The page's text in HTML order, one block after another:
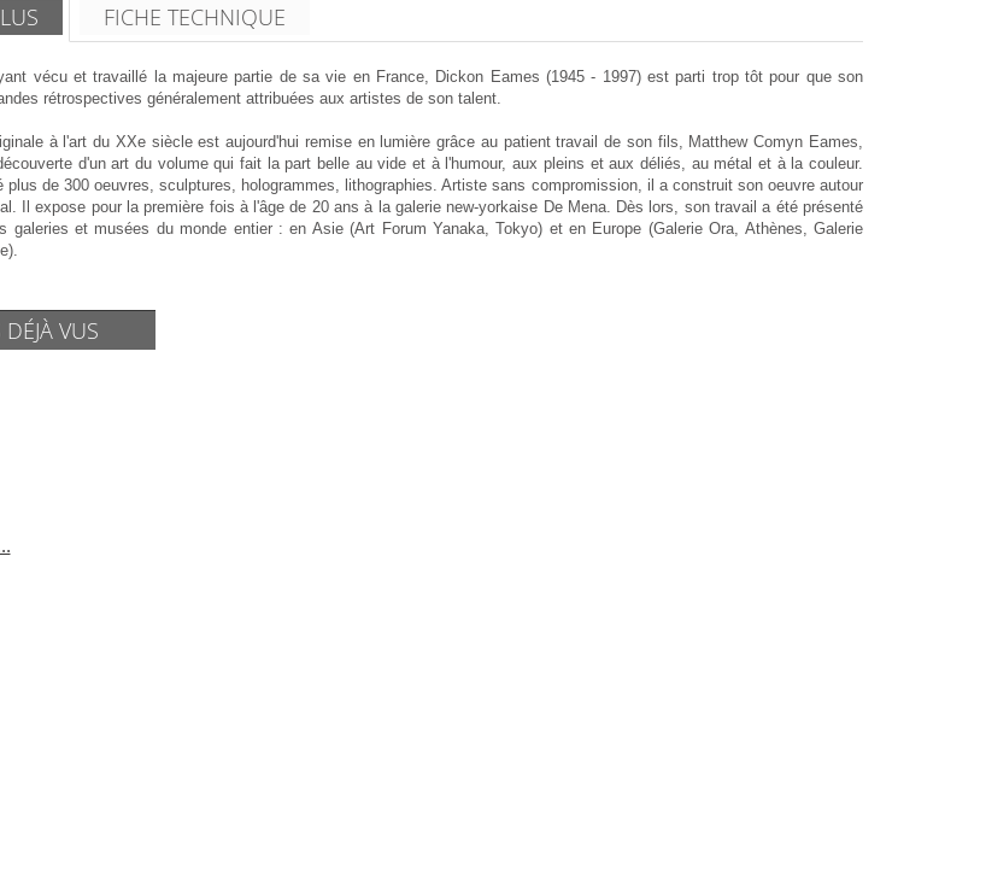
FICHE TECHNIQUE
vécu et travaillé la majeure partie de sa vie en France, Dickon Eames (1945 - 1997) est parti trop tôt pour que son
rétrospectives généralement attribuées aux artistes de son talent.
à l'art du XXe siècle est aujourd'hui remise en lumière grâce au patient travail de son fils, Matthew Comyn Eames,
d'un art du volume qui fait la part belle au vide et à l'humour, aux pleins et aux déliés, au métal et à la couleur.
plus de 300 oeuvres, sculptures, hologrammes, lithographies. Artiste sans compromission, il a construit son oeuvre autour
Il expose pour la première fois à l'âge de 20 ans à la galerie new-yorkaise De Mena. Dès lors, son travail a été présenté
galeries et musées du monde entier : en Asie (Art Forum Yanaka, Tokyo) et en Europe (Galerie Ora, Athènes, Galerie
VUS